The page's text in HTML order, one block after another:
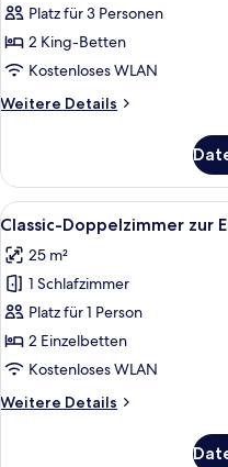
Platz für 3 Personen
2 King-Betten
Kostenloses WLAN
Weitere Details
Weitere
Doppelzimmer
(3
Adults)
Alle
Fotos
für
Classic-
Doppelzimmer
zur
Einzelnutzung
1
Classic-Doppelzimmer zur
25 m²
1 Schlafzimmer
Platz für 1 Person
2 Einzelbetten
Kostenloses WLAN
Weitere Details
Weitere